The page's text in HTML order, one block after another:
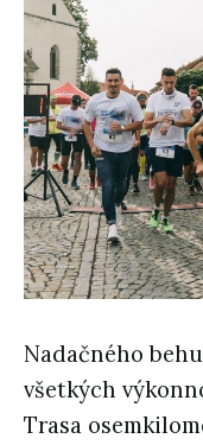
Nadačného
všetkých
Trasa